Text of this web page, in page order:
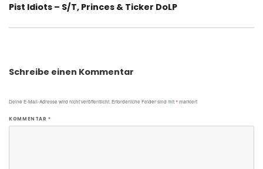
Nächster
Pist Idiots – S/T, Princes & Ticker DoLP
Schreibe einen Kommentar
Deine E-Mail-Adresse wird nicht veröffentlicht. Erforderliche Felder sind mit*markiert
KOMMENTAR*